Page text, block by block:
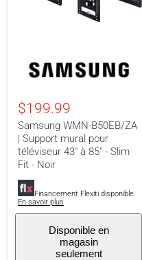
WMN-
B50EB/ZA
mural
pour
téléviseur
43"
à
85"
Slim
Fit
Noir
$199.99
Samsung WMN-B50EB/ZA
| Support mural pour
téléviseur 43" à 85" - Slim
Fit - Noir
Financement Flexiti disponible.
En savoir plus
Disponible en
magasin
seulement